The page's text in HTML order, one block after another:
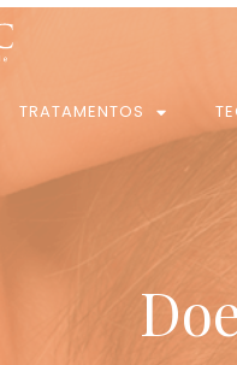
TRATAMENTOS